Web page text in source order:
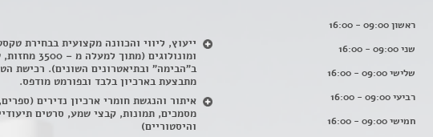
ראשון 09:00 - 16:00
שני 09:00 - 16:00
שלישי 09:00 - 16:00
רביעי 09:00 - 16:00
חמישי 09:00 - 16:00
ייעוץ, ליווי והכוונה מקצועית בבחירת
ומונולוגים (מתוך
ב"הבימה" ובתיאטרונים השונים). רכישת
מתבצעת בארכיון בלבד ובפורמט מודפס.
איתור והנגשת חומרי ארכיון נדירים (
מסמכים, תמונות, קבצי שמע, סרטים
והיסטוריים)